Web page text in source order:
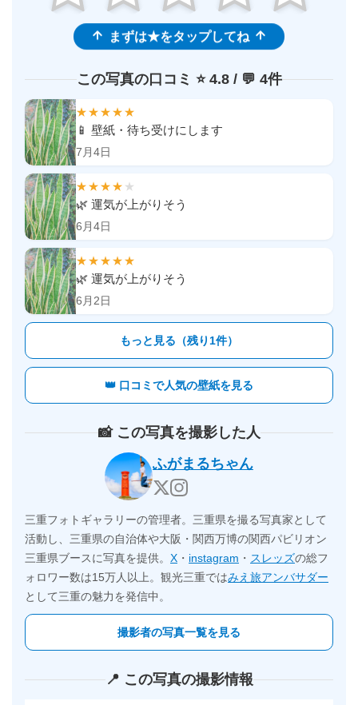
まずは★をタップしてね
この写真の口コミ ⭐️ 4.8 / 💬 4件
★★★★★
📱 壁紙・待ち受けにします
7月4日
★★★★ ★
🌿 運気が上がりそう
6月4日
★★★★★
🌿 運気が上がりそう
6月2日
もっと見る（残り1件）
👑 口コミで人気の壁紙を見る
📸 この写真を撮影した人
ふがまるちゃん
三重フォトギャラリーの管理者。三重県を撮る写真家として
活動し、三重県の自治体や大阪・関西万博の関西パビリオン
三重県ブースに写真を提供。 X ・ instagram ・ スレッズの総フ
ォロワー数は15万人以上。観光三重ではみえ旅アンバサダー
として三重の魅力を発信中。
撮影者の写真一覧を見る
📍 この写真の撮影情報